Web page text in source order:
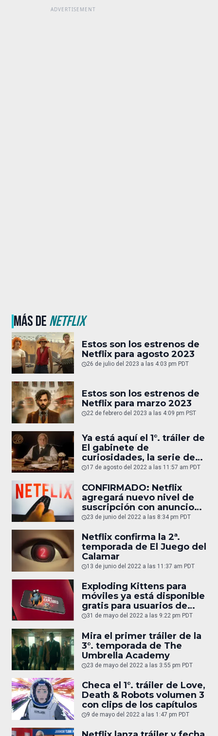
MÁS DENETFLIX
Estos son los estrenos de
Netflix para agosto 2023
26 de julio del 2023 a las 4:03 pm PDT
Estos son los estrenos de
Netflix para marzo 2023
22 de febrero del 2023 a las 4:09 pm PST
Ya está aquí el 1°. tráiler de
El gabinete de
curiosidades, la serie de
Guillermo del Toro
17 de agosto del 2022 a las 11:57 am PDT
CONFIRMADO: Netflix
agregará nuevo nivel de
suscripción con anuncios
y más barato
23 de junio del 2022 a las 8:34 pm PDT
Netflix confirma la 2ª.
temporada de El Juego del
Calamar
13 de junio del 2022 a las 11:37 am PDT
Exploding Kittens para
móviles ya está disponible
gratis para usuarios de
Netflix
31 de mayo del 2022 a las 9:22 pm PDT
Mira el primer tráiler de la
3°. temporada de The
Umbrella Academy
23 de mayo del 2022 a las 3:55 pm PDT
Checa el 1°. tráiler de Love,
Death & Robots volumen 3
con clips de los capítulos
9 de mayo del 2022 a las 1:47 pm PDT